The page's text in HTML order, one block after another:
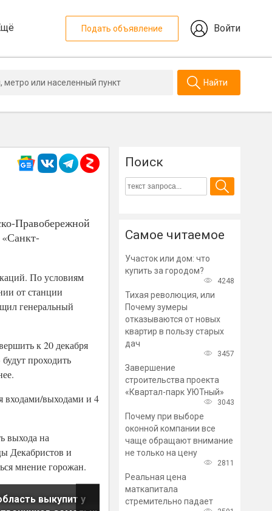
Подать объявление Войти
Найти
Правобережной
«Санкт-
По условиям
от станции
генеральный
к 20 декабря
проходить
входами/выходами и 4
выхода на
Декабристов и
мнение горожан.
выкупит у
На развитие сети
Поиск
Самое читаемое
Участок или дом: что
купить за городом?
4248
Тихая революция, или
Почему зумеры
отказываются от новых
квартир в пользу старых
дач
3457
Завершение
строительства проекта
«Квартал-парк УЮТный»
3043
Почему при выборе
оконной компании все
чаще обращают внимание
не только на цену
2811
Реальная цена
маткапитала
стремительно падает